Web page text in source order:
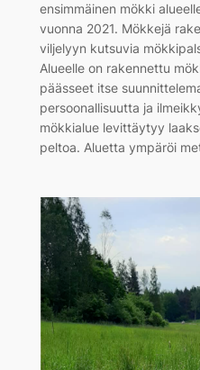
ensimmäinen mökki
vuonna 2021. Mökkejä
viljelyyn kutsuvia
Alueelle on rakennettu
päässeet itse
persoonallisuutta ja
mökkialue levittäytyy
peltoa. Aluetta ympäröi